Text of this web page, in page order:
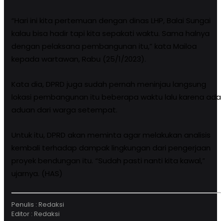
“Hari ini kita pertemuan dengan dinas LHP, Balai Sungai
kalau bisa hadir tapi kita sepakati waktu. Sama halnya
dengan pelaksana pembangunan itu,” kata Mailoa
kepada wartawan, Rabu (25/1/2023).
Kata dia, DPRD juga sudah pernah meninjau langsung
lokasi pembangunan itu beberapa waktu lalu karena ada
aduan dari warga setempat.
Untuk itu, DPRD akan meminta agar melakukan analisis
kembali terhadap dampak lingkungan dari pengerjaan
proyek bendungan itu. “Sudah pasti nanti kita kawal,”
ujarnya. (HAS)
Penulis : Redaksi
Editor : Redaksi